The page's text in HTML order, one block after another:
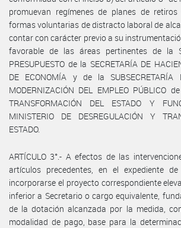
promuevan regímenes de planes de
formas voluntarias de distracto laboral de
contar con carácter previo a su
favorable de las áreas pertinentes de la
PRESUPUESTO de la SECRETARÍA DE
DE ECONOMÍA y de la SUBSECRETARÍA
MODERNIZACIÓN DEL EMPLEO PÚBLICO
TRANSFORMACIÓN DEL ESTADO Y
MINISTERIO DE DESREGULACIÓN Y
ESTADO.
ARTÍCULO 3°.- A efectos de las
artículos precedentes, en el expediente
incorporarse el proyecto correspondiente
inferior a Secretario o cargo equivalente,
de la dotación alcanzada por la medida,
modalidad de pago, base para la